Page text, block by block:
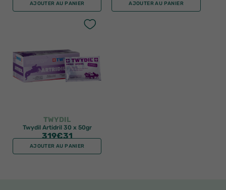
AJOUTER AU PANIER AJOUTER AU PANIER
TWYDIL
Twydil Artidril 30 x 50gr
319€31
AJOUTER AU PANIER